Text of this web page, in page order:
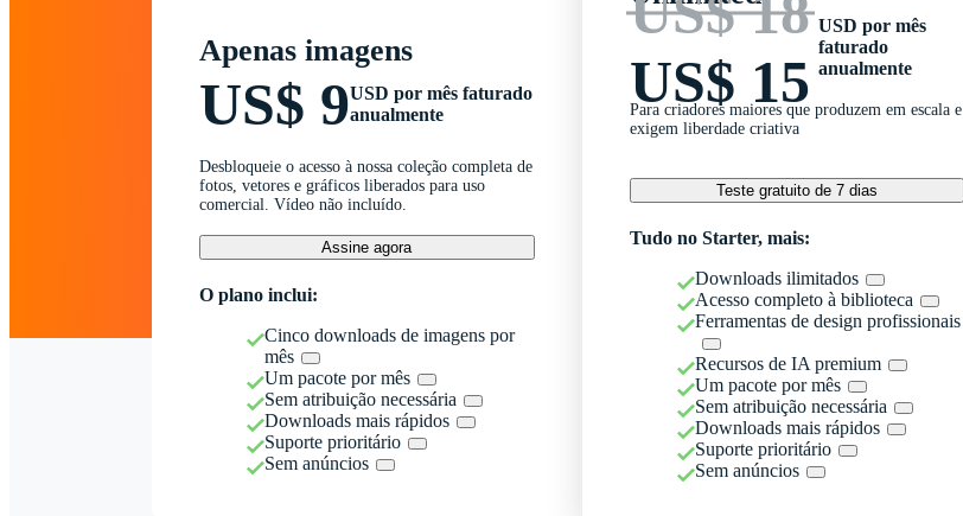
Apenas imagens
US$ 9USD por mês faturado
anualmente
Desbloqueie o acesso à nossa coleção completa de
fotos, vetores e gráficos liberados para uso
comercial. Vídeo não incluído.
Assine agora
O plano inclui:
Cinco downloads de imagens por
mês
Um pacote por mês
Sem atribuição necessária
Downloads mais rápidos
Suporte prioritário
Sem anúncios
US$ 18
US$ 15
USD por mês
faturado
anualmente
Para criadores maiores que produzem em escala e
exigem liberdade criativa
Teste gratuito de 7 dias
Tudo no Starter, mais:
Downloads ilimitados
Acesso completo à biblioteca
Ferramentas de design profissionais
Recursos de IA premium
Um pacote por mês
Sem atribuição necessária
Downloads mais rápidos
Suporte prioritário
Sem anúncios